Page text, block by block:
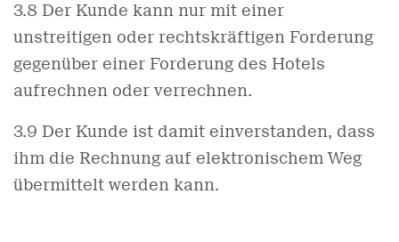
3.8 Der Kunde kann nur mit einer
unstreitigen oder rechtskräftigen Forderung
gegenüber einer Forderung des Hotels
aufrechnen oder verrechnen.
3.9 Der Kunde ist damit einverstanden, dass
ihm die Rechnung auf elektronischem Weg
übermittelt werden kann.